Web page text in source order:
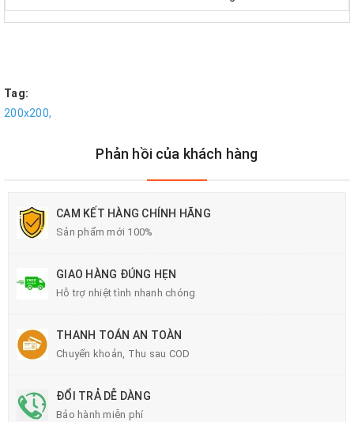
Tag:
200x200,
Phản hồi của khách hàng
CAM KẾT HÀNG CHÍNH HÃNG
Sản phẩm mới 100%
GIAO HÀNG ĐÚNG HẸN
Hỗ trợ nhiệt tình nhanh chóng
THANH TOÁN AN TOÀN
Chuyển khoản, Thu sau COD
ĐỔI TRẢ DỄ DÀNG
Bảo hành miễn phí